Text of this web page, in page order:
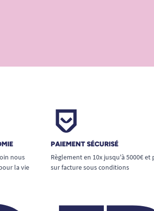
nous
la vie
PAIEMENT SÉCURISÉ
Règlement en 10x jusqu'à 5000€ et
sur facture sous conditions